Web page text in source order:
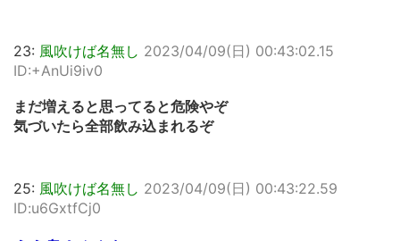
23: 風吹けば名無し 2023/04/09(日) 00:43:02.15
ID:+AnUi9iv0
まだ増えると思ってると危険やぞ
気づいたら全部飲み込まれるぞ
25: 風吹けば名無し 2023/04/09(日) 00:43:22.59
ID:u6GxtfCj0